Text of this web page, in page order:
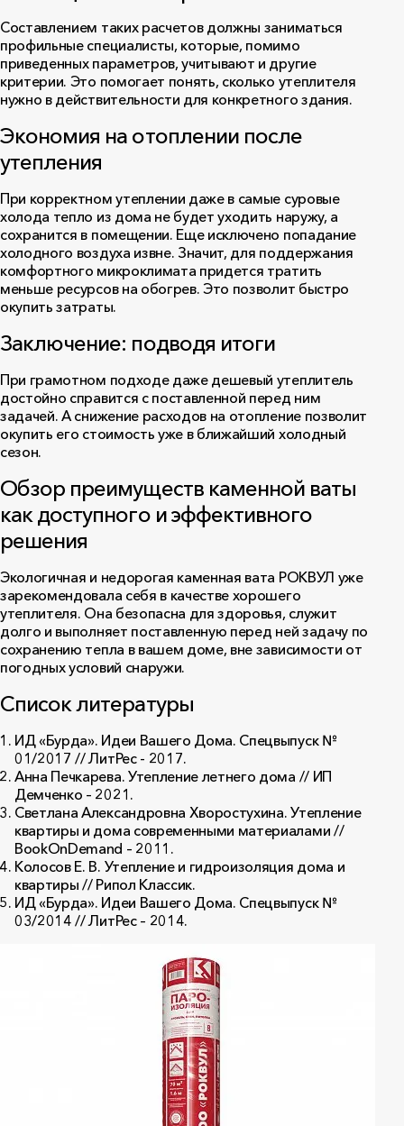
Составлением таких расчетов должны заниматься
профильные специалисты, которые, помимо
приведенных параметров, учитывают и другие
критерии. Это помогает понять, сколько утеплителя
нужно в действительности для конкретного здания.
Экономия на отоплении после
утепления
При корректном утеплении даже в самые суровые
холода тепло из дома не будет уходить наружу, а
сохранится в помещении. Еще исключено попадание
холодного воздуха извне. Значит, для поддержания
комфортного микроклимата придется тратить
меньше ресурсов на обогрев. Это позволит быстро
окупить затраты.
Заключение: подводя итоги
При грамотном подходе даже дешевый утеплитель
достойно справится с поставленной перед ним
задачей. А снижение расходов на отопление позволит
окупить его стоимость уже в ближайший холодный
сезон.
Обзор преимуществ каменной ваты
как доступного и эффективного
решения
Экологичная и недорогая каменная вата РОКВУЛ уже
зарекомендовала себя в качестве хорошего
утеплителя. Она безопасна для здоровья, служит
долго и выполняет поставленную перед ней задачу по
сохранению тепла в вашем доме, вне зависимости от
погодных условий снаружи.
Список литературы
ИД «Бурда». Идеи Вашего Дома. Спецвыпуск №
01/2017 // ЛитРес - 2017.
Анна Печкарева. Утепление летнего дома // ИП
Демченко – 2021.
Светлана Александровна Хворостухина. Утепление
квартиры и дома современными материалами //
BookOnDemand – 2011.
Колосов Е. В. Утепление и гидроизоляция дома и
квартиры // Рипол Классик.
ИД «Бурда». Идеи Вашего Дома. Спецвыпуск №
03/2014 // ЛитРес – 2014.